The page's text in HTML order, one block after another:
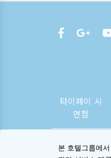
타이페이 시
먼점
본 호텔그룹에